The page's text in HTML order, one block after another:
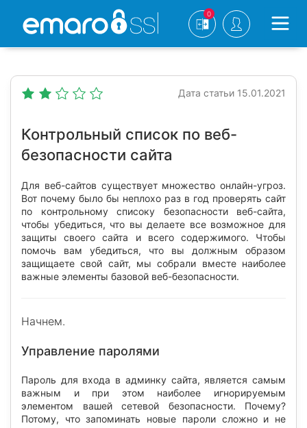
0
Дата статьи 15.01.2021
Контрольный список по веб-
безопасности сайта
Для веб-сайтов существует множество онлайн-угроз.
Вот почему было бы неплохо раз в год проверять сайт
по контрольному списоку безопасности веб-сайта,
чтобы убедиться, что вы делаете все возможное для
защиты своего сайта и всего содержимого. Чтобы
помочь вам убедиться, что вы должным образом
защищаете свой сайт, мы собрали вместе наиболее
важные элементы базовой веб-безопасности.
Начнем.
Управление паролями
Пароль для входа в админку сайта, является самым
важным и при этом наиболее игнорируемым
элементом вашей сетевой безопасности. Почему?
Потому, что запоминать новые пароли сложно и не